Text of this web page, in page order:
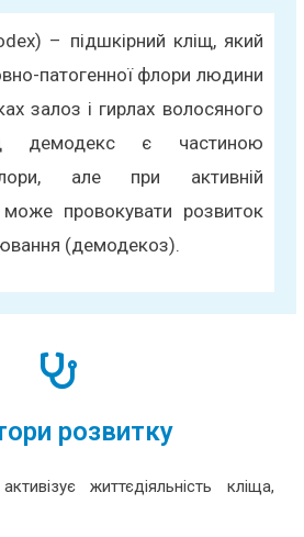
– підшкірний кліщ, який
патогенної флори людини
залоз і гирлах волосяного
демодекс є частиною
але при активній
може провокувати розвиток
(демодекоз).
розвитку
життєдіяльність кліща,